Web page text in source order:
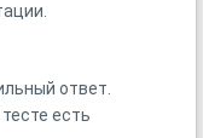
ответ.
есть